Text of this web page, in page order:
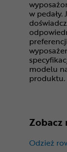
w
modelu
produktu.
Zobacz
Odzież